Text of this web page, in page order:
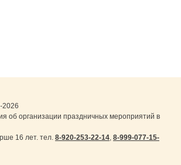
2026
об организации праздничных мероприятий в
16 лет. тел. 8-920-253-22-14, 8-999-077-15-